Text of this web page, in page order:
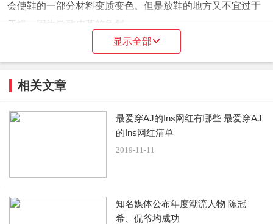
会使鞋的一部分材料变质变色。但是放鞋的地方又不宜过于
干燥，因为导致皮革的龟裂。
二，保存鞋的时候，应该在鞋内塞上柔软的纸团，这样
部的干燥，而且有利于保持鞋形的固定，不至于在使用过后
&ldquo;垮掉&rdquo;。
三，特别需要提出的是对于收藏型的保存，最好买一些
大限度的与空气隔离，防止较长一段时间内空气对鞋不断的
氧化。例如nike的可见气垫如max air或者乔丹11代、16代的
外底在几年时间内就会慢慢变黄，用收缩膜来保持原有的颜
显示全部
相关文章
最爱穿AJ的Ins网红有哪些 最爱穿AJ
的Ins网红清单
2019-11-11
知名媒体公布年度潮流人物 陈冠
希、侃爷均成功